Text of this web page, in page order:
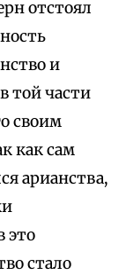
отстоял
и
той части
своим
как сам
арианства,
это
стало